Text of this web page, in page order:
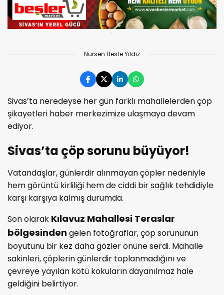
Nursen Beste Yıldız
Sivas’ta neredeyse her gün farklı mahallelerden çöp
şikayetleri haber merkezimize ulaşmaya devam
ediyor.
Sivas’ta çöp sorunu büyüyor!
Vatandaşlar, günlerdir alınmayan çöpler nedeniyle
hem görüntü kirliliği hem de ciddi bir sağlık tehdidiyle
karşı karşıya kalmış durumda.
Son olarak Kılavuz Mahallesi Teraslar
bölgesinden gelen fotoğraflar, çöp sorununun
boyutunu bir kez daha gözler önüne serdi. Mahalle
sakinleri, çöplerin günlerdir toplanmadığını ve
çevreye yayılan kötü kokuların dayanılmaz hale
geldiğini belirtiyor.